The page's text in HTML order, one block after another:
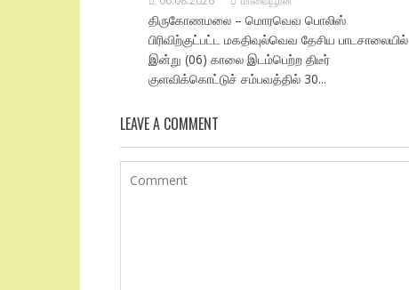
திருகோணமலை – மொரவெவ பொலிஸ்
பிரிவிற்குட்பட்ட மகதிவுல்வெவ தேசிய பாடசாலையில்
இன்று (06) காலை இடம்பெற்ற திடீர்
குளவிக்கொட்டுச் சம்பவத்தில் 30...
LEAVE A COMMENT